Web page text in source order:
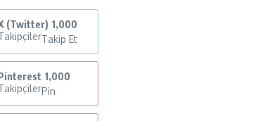
(Twitter) 1,000
Takip Et
1,000
Pin